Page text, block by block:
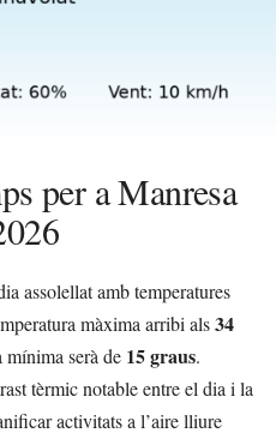
per a Manresa
assolellat amb temperatures
màxima arribi als34
mínima serà de 15 graus.
tèrmic notable entre el dia i la
activitats a l’aire lliure